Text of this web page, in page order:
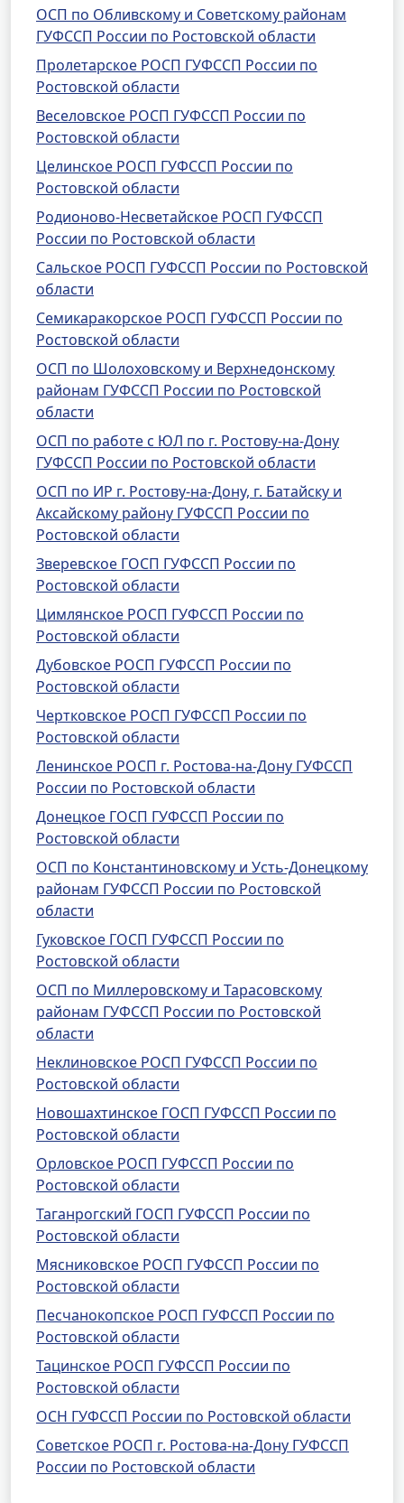
ОСП по Обливскому и Советскому районам
ГУФССП России по Ростовской области
Пролетарское РОСП ГУФССП России по
Ростовской области
Веселовское РОСП ГУФССП России по
Ростовской области
Целинское РОСП ГУФССП России по
Ростовской области
Родионово-Несветайское РОСП ГУФССП
России по Ростовской области
Сальское РОСП ГУФССП России по Ростовской
области
Семикаракорское РОСП ГУФССП России по
Ростовской области
ОСП по Шолоховскому и Верхнедонскому
районам ГУФССП России по Ростовской
области
ОСП по работе с ЮЛ по г. Ростову-на-Дону
ГУФССП России по Ростовской области
ОСП по ИР г. Ростову-на-Дону, г. Батайску и
Аксайскому району ГУФССП России по
Ростовской области
Зверевское ГОСП ГУФССП России по
Ростовской области
Цимлянское РОСП ГУФССП России по
Ростовской области
Дубовское РОСП ГУФССП России по
Ростовской области
Чертковское РОСП ГУФССП России по
Ростовской области
Ленинское РОСП г. Ростова-на-Дону ГУФССП
России по Ростовской области
Донецкое ГОСП ГУФССП России по
Ростовской области
ОСП по Константиновскому и Усть-Донецкому
районам ГУФССП России по Ростовской
области
Гуковское ГОСП ГУФССП России по
Ростовской области
ОСП по Миллеровскому и Тарасовскому
районам ГУФССП России по Ростовской
области
Неклиновское РОСП ГУФССП России по
Ростовской области
Новошахтинское ГОСП ГУФССП России по
Ростовской области
Орловское РОСП ГУФССП России по
Ростовской области
Таганрогский ГОСП ГУФССП России по
Ростовской области
Мясниковское РОСП ГУФССП России по
Ростовской области
Песчанокопское РОСП ГУФССП России по
Ростовской области
Тацинское РОСП ГУФССП России по
Ростовской области
ОСН ГУФССП России по Ростовской области
Советское РОСП г. Ростова-на-Дону ГУФССП
России по Ростовской области